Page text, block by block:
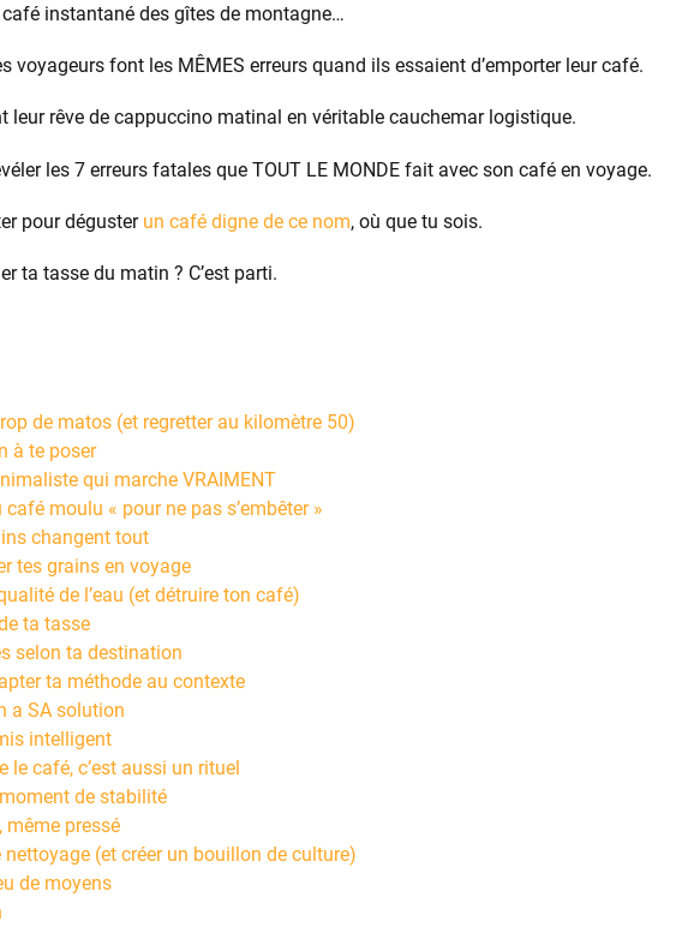
instantané des gîtes de montagne…
voyageurs font les MÊMES erreurs quand ils essaient d’emporter leur café.
leur rêve de cappuccino matinal en véritable cauchemar logistique.
les 7 erreurs fatales que TOUT LE MONDE fait avec son café en voyage.
pour déguster un café digne de ce nom, où que tu sois.
ta tasse du matin ? C’est parti.
de matos (et regretter au kilomètre 50)
à te poser
qui marche VRAIMENT
café moulu « pour ne pas s’embêter »
changent tout
tes grains en voyage
de l’eau (et détruire ton café)
de ta tasse
selon ta destination
ta méthode au contexte
a SA solution
intelligent
le café, c’est aussi un rituel
de stabilité
même pressé
nettoyage (et créer un bouillon de culture)
de moyens